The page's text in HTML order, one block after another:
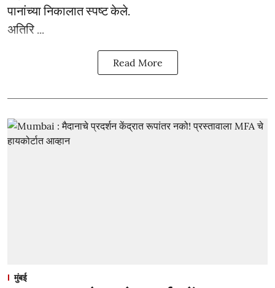
पानांच्या निकालात स्पष्ट केले.
अतिरि ...
Read More
मुंबई